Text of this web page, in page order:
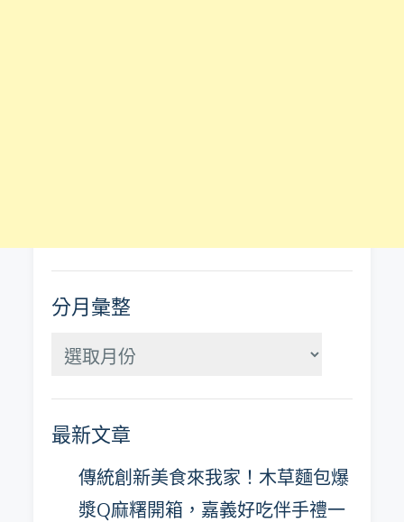
分月彙整
分
整
最新文章
傳統創新美食來我家！木草麵包爆
漿Q麻糬開箱，嘉義好吃伴手禮一